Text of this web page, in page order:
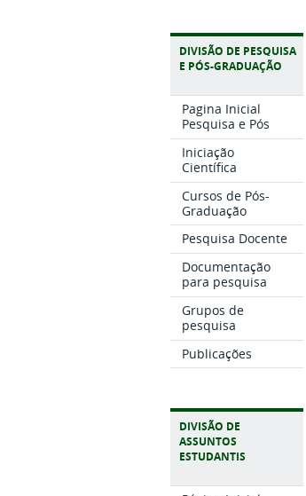
DIVISÃO DE PESQUISA
E PÓS-GRADUAÇÃO
Pagina Inicial
Pesquisa e Pós
Iniciação
Científica
Cursos de Pós-
Graduação
Pesquisa Docente
Documentação
para pesquisa
Grupos de
pesquisa
Publicações
DIVISÃO DE
ASSUNTOS
ESTUDANTIS